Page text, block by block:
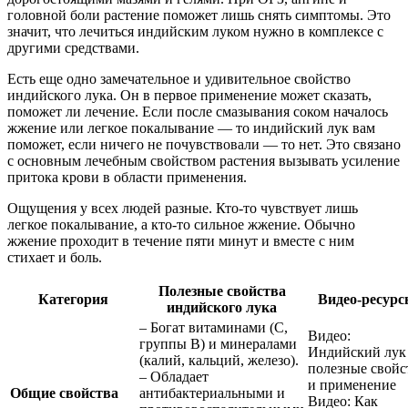
головной боли растение поможет лишь снять симптомы. Это
значит, что лечиться индийским луком нужно в комплексе с
другими средствами.
Есть еще одно замечательное и удивительное свойство
индийского лука. Он в первое применение может сказать,
поможет ли лечение. Если после смазывания соком началось
жжение или легкое покалывание — то индийский лук вам
поможет, если ничего не почувствовали — то нет. Это связано
с основным лечебным свойством растения вызывать усиление
притока крови в области применения.
Ощущения у всех людей разные. Кто-то чувствует лишь
легкое покалывание, а кто-то сильное жжение. Обычно
жжение проходит в течение пяти минут и вместе с ним
стихает и боль.
Категория
Полезные свойства
индийского лука
Видео-
Общие свойства
– Богат витаминами (С,
группы В) и минералами
(калий, кальций, железо).
– Обладает
антибактериальными и
Видео:
Индийский лук
полезные
и применение
Видео: Как